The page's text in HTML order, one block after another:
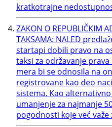
kratkotrajne
ZAKON O REPUBLIČKIM
TAKSAMA: NALED
startapi dobili pravo na
taksi za održavanje
mera bi se odnosila na
registrovane kao deo
sistema. Kao
umanjenje za najmanje
pogodnosti koje već važe